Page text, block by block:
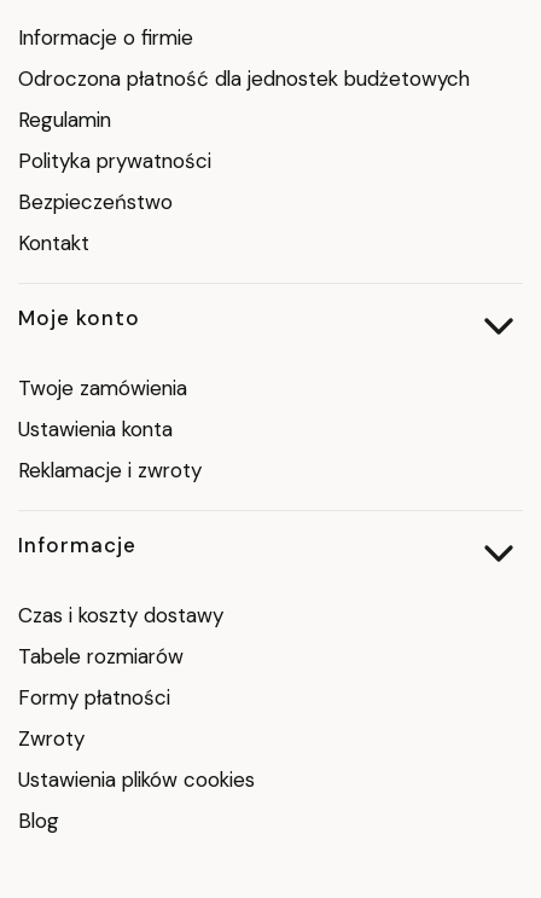
Informacje o firmie
Odroczona płatność dla jednostek budżetowych
Regulamin
Polityka prywatności
Bezpieczeństwo
Kontakt
Moje konto
Twoje zamówienia
Ustawienia konta
Reklamacje i zwroty
Informacje
Czas i koszty dostawy
Tabele rozmiarów
Formy płatności
Zwroty
Ustawienia plików cookies
Blog